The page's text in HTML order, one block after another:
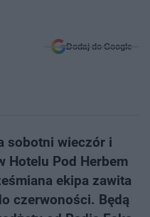
Dodaj do Google
sobotni wieczór i
Hotelu Pod Herbem
ekipa zawita
czerwoności. Będą